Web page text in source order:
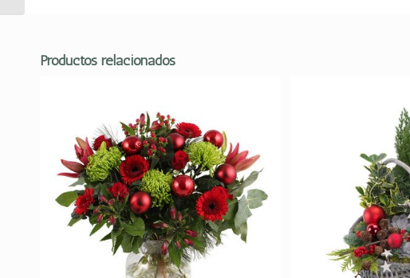
Productos relacionados